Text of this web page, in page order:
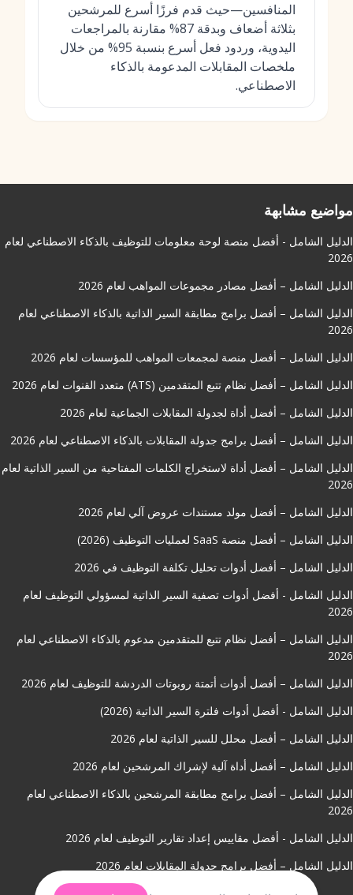
المنافسين—حيث قدم فرزًا أسرع للمرشحين
بثلاثة أضعاف وبدقة 87% مقارنة بالمراجعات
اليدوية، وردود فعل أسرع بنسبة 95% من خلال
ملخصات المقابلات المدعومة بالذكاء
الاصطناعي.
مواضيع مشابهة
الدليل الشامل - أفضل منصة لوحة معلومات للتوظيف بالذكاء الاصطناعي لعام
2026
الدليل الشامل – أفضل مصادر مجموعات المواهب لعام 2026
الدليل الشامل – أفضل برامج مطابقة السير الذاتية بالذكاء الاصطناعي لعام
2026
الدليل الشامل – أفضل منصة لمجمعات المواهب للمؤسسات لعام 2026
الدليل الشامل – أفضل نظام تتبع المتقدمين (ATS) متعدد القنوات لعام 2026
الدليل الشامل – أفضل أداة لجدولة المقابلات الجماعية لعام 2026
الدليل الشامل – أفضل برامج جدولة المقابلات بالذكاء الاصطناعي لعام 2026
الدليل الشامل – أفضل أداة لاستخراج الكلمات المفتاحية من السير الذاتية لعام
2026
الدليل الشامل – أفضل مولد مستندات عروض آلي لعام 2026
الدليل الشامل – أفضل منصة SaaS لعمليات التوظيف (2026)
الدليل الشامل – أفضل أدوات تحليل تكلفة التوظيف في 2026
الدليل الشامل - أفضل أدوات تصفية السير الذاتية لمسؤولي التوظيف لعام
2026
الدليل الشامل – أفضل نظام تتبع للمتقدمين مدعوم بالذكاء الاصطناعي لعام
2026
الدليل الشامل – أفضل أدوات أتمتة روبوتات الدردشة للتوظيف لعام 2026
الدليل الشامل - أفضل أدوات فلترة السير الذاتية (2026)
الدليل الشامل – أفضل محلل للسير الذاتية لعام 2026
الدليل الشامل – أفضل أداة آلية لإشراك المرشحين لعام 2026
الدليل الشامل – أفضل برامج مطابقة المرشحين بالذكاء الاصطناعي لعام
2026
الدليل الشامل - أفضل مقاييس إعداد تقارير التوظيف لعام 2026
الدليل الشامل – أفضل برامج جدولة المقابلات لعام 2026